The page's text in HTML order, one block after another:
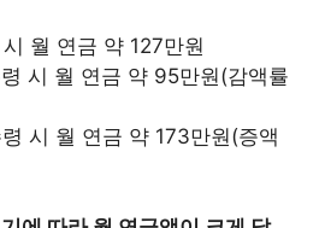
월 연금 약 127만원
시 월 연금 약 95만원(감액률
시 월 연금 약 173만원(증액